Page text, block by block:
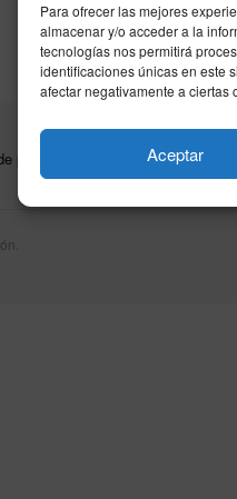
Para ofrecer las mejores
almacenar y/o acceder a la
tecnologías nos permitirá
identificaciones únicas en este
afectar negativamente a ciertas
Aceptar
privacidad Política de cookies